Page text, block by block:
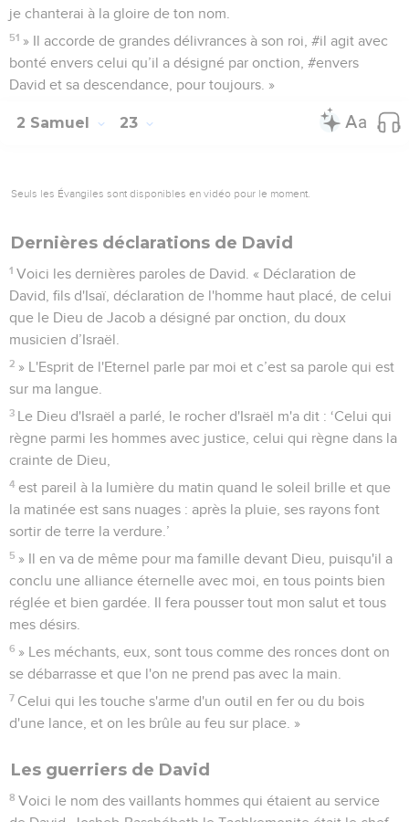
je chanterai à la gloire de ton nom.
51 » Il accorde de grandes délivrances à son roi, #il agit avec
bonté envers celui qu’il a désigné par onction, #envers
David et sa descendance, pour toujours. »
2 Samuel 23
Seuls les Évangiles sont disponibles en vidéo pour le moment.
Dernières déclarations de David
1 Voici les dernières paroles de David. « Déclaration de
David, fils d'Isaï, déclaration de l'homme haut placé, de celui
que le Dieu de Jacob a désigné par onction, du doux
musicien d’Israël.
2 » L'Esprit de l'Eternel parle par moi et c’est sa parole qui est
sur ma langue.
3 Le Dieu d'Israël a parlé, le rocher d'Israël m'a dit : ‘Celui qui
règne parmi les hommes avec justice, celui qui règne dans la
crainte de Dieu,
4 est pareil à la lumière du matin quand le soleil brille et que
la matinée est sans nuages : après la pluie, ses rayons font
sortir de terre la verdure.’
5 » Il en va de même pour ma famille devant Dieu, puisqu'il a
conclu une alliance éternelle avec moi, en tous points bien
réglée et bien gardée. Il fera pousser tout mon salut et tous
mes désirs.
6 » Les méchants, eux, sont tous comme des ronces dont on
se débarrasse et que l'on ne prend pas avec la main.
7 Celui qui les touche s'arme d'un outil en fer ou du bois
d'une lance, et on les brûle au feu sur place. »
Les guerriers de David
8 Voici le nom des vaillants hommes qui étaient au service